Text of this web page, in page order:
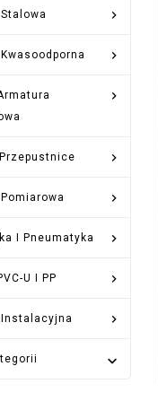






I Pneumatyka

U I PP

